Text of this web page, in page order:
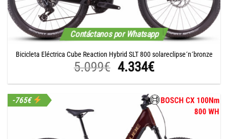
Contáctanos por Whatsapp
Bicicleta Eléctrica Cube Reaction Hybrid SLT 800 solareclipse´n´bronze
5.099€ El
precio
original
5.099€.
4.334€El
precio
actual
es:
4.334€.
-765€